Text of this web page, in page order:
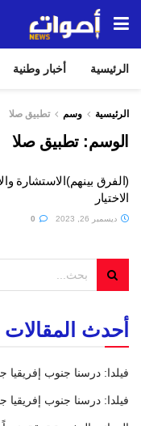
الرئيسية أخبار وطنية
الرئيسية وسم تطبيق صلا
الوسم:تطبيق صلا
(الفرق بينهم)الاستشارة
الاختيار
ديسمبر 26, 2023
أحدث المقالات
فيلدا: درسنا جنوب إفريقيا
فيلدا: درسنا جنوب إفريقيا